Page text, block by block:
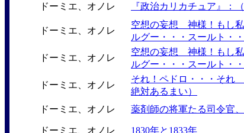
ドーミエ、オノレ 『政治カリカチュア』：
ドーミエ、オノレ
空想の妄想 神様！もし
ルグー・・・スールト・
ドーミエ、オノレ
空想の妄想 神様！もし
ルグー・・・スールト・
ドーミエ、オノレ
それ！ペドロ・・・それ
絶対あるまい）
ドーミエ、オノレ 薬剤師の将軍たる司令官
ドーミエ、オノレ 1830年と1833年